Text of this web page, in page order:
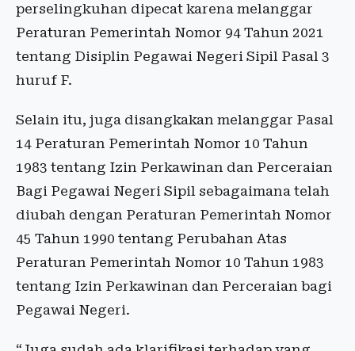
perselingkuhan dipecat karena melanggar
Peraturan Pemerintah Nomor 94 Tahun 2021
tentang Disiplin Pegawai Negeri Sipil Pasal 3
huruf F.
Selain itu, juga disangkakan melanggar Pasal
14 Peraturan Pemerintah Nomor 10 Tahun
1983 tentang Izin Perkawinan dan Perceraian
Bagi Pegawai Negeri Sipil sebagaimana telah
diubah dengan Peraturan Pemerintah Nomor
45 Tahun 1990 tentang Perubahan Atas
Peraturan Pemerintah Nomor 10 Tahun 1983
tentang Izin Perkawinan dan Perceraian bagi
Pegawai Negeri.